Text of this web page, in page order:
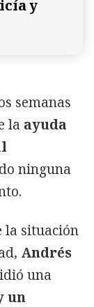
y
semanas
la ayuda
ninguna
la situación
Andrés
una
un